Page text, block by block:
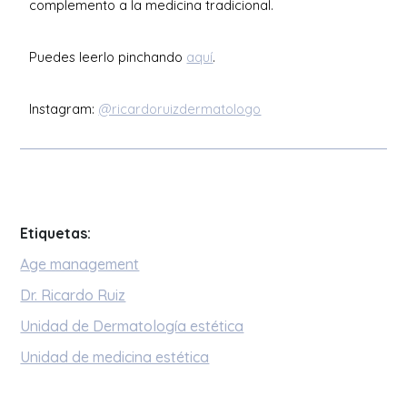
complemento a la medicina tradicional.
Puedes leerlo pinchando aquí.
Instagram: @ricardoruizdermatologo
Etiquetas:
Age management
Dr. Ricardo Ruiz
Unidad de Dermatología estética
Unidad de medicina estética